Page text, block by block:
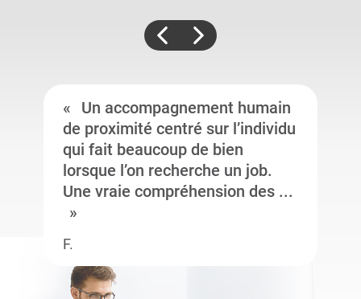
Un accompagnement humain
de proximité centré sur l’individu
qui fait beaucoup de bien
lorsque l’on recherche un job.
Une vraie compréhension des ...
F.